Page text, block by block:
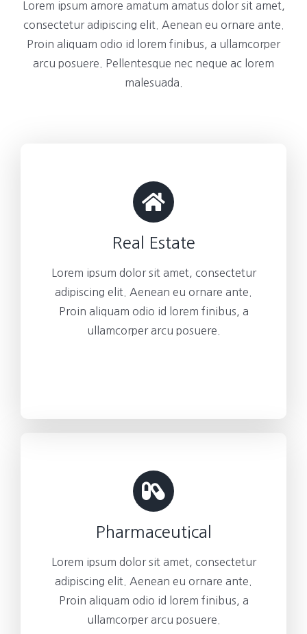
Lorem ipsum amore amatum amatus dolor sit amet,
consectetur adipiscing elit. Aenean eu ornare ante.
Proin aliquam odio id lorem finibus, a ullamcorper
arcu posuere. Pellentesque nec neque ac lorem
malesuada.
Real Estate
Lorem ipsum dolor sit amet, consectetur
adipiscing elit. Aenean eu ornare ante.
Proin aliquam odio id lorem finibus, a
ullamcorper arcu posuere.
Pharmaceutical
Lorem ipsum dolor sit amet, consectetur
adipiscing elit. Aenean eu ornare ante.
Proin aliquam odio id lorem finibus, a
ullamcorper arcu posuere.